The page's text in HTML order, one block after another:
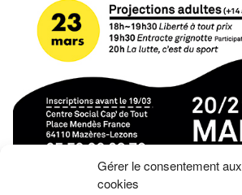
Gérer le consentement aux
cookies